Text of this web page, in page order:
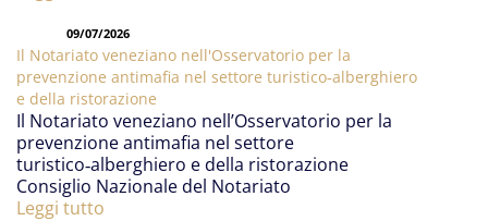
09/07/2026
Il Notariato veneziano nell'Osservatorio per la
prevenzione antimafia nel settore turistico‑alberghiero
e della ristorazione
Il Notariato veneziano nell’Osservatorio per la
prevenzione antimafia nel settore
turistico‑alberghiero e della ristorazione
Consiglio Nazionale del Notariato
Leggi tutto